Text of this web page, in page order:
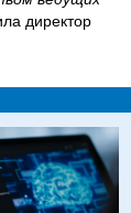
директор